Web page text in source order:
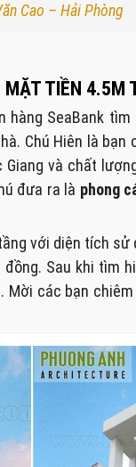
Cao – Hải Phòng
TIỀN 4.5M
SeaBank
Chú Hiên là bạn
và chất
đưa ra là phong
với diện tích sử
đồng. Sau khi tìm
Mời các bạn